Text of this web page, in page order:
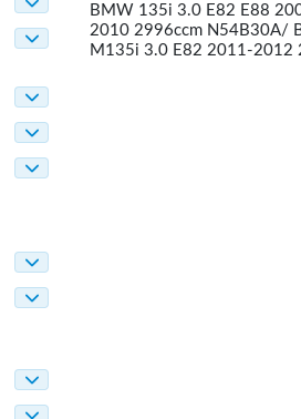
BMW 135i 3.0 E82 E88
2010 2996ccm N54B30A/
M135i 3.0 E82 2011-2012